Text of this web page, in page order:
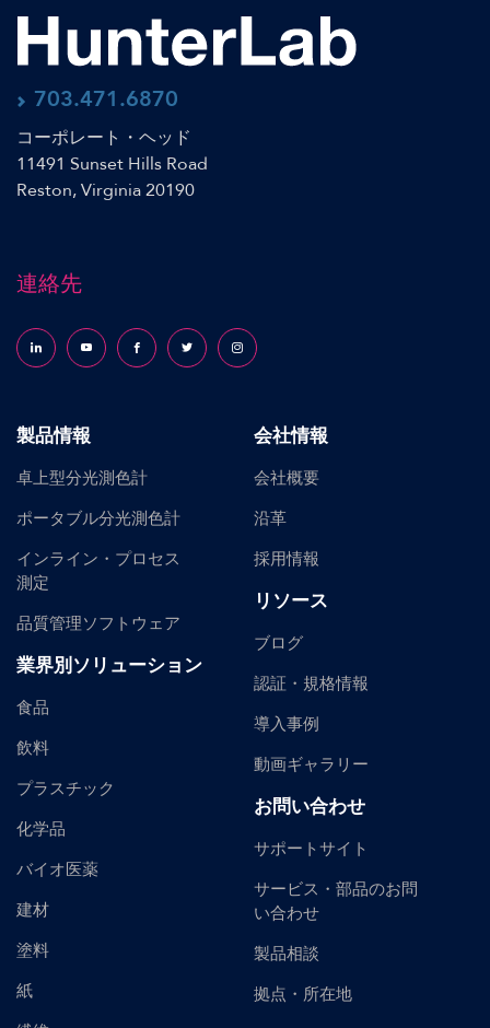
703.471.6870
コーポレート・ヘッド
11491 Sunset Hills Road
Reston, Virginia 20190
連絡先
Follow us on LinkedInFollow us on YouTubeFollow us on Facebook
Follow us on X (formerly Twitter)
Follow us on Instagram
製品情報
卓上型分光測色計
ポータブル分光測色計
インライン・プロセス
測定
品質管理ソフトウェア
業界別ソリューション
食品
飲料
プラスチック
化学品
バイオ医薬
建材
塗料
紙
会社情報
会社概要
沿革
採用情報
リソース
ブログ
認証・規格情報
導入事例
動画ギャラリー
お問い合わせ
サポートサイト
サービス・部品のお問
い合わせ
製品相談
拠点・所在地